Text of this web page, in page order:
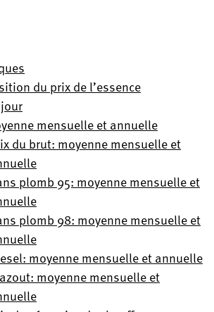
du prix de l’essence
mensuelle et annuelle
du brut: moyenne mensuelle et
plomb 95: moyenne mensuelle et
plomb 98: moyenne mensuelle et
moyenne mensuelle et annuelle
moyenne mensuelle et